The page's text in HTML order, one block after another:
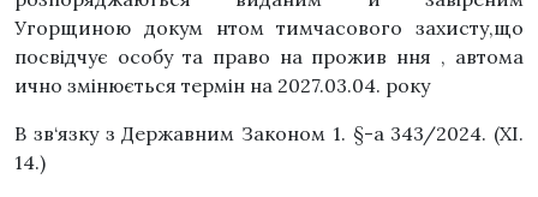
Угорщиною докум нтом тимчасового захисту,що
посвідчує особу та право на прожив ння , автома
ично змінюється термін на 2027.03.04. року
B зв‘язку з Державним Законом 1. §-a 343/2024. (XI.
14.)